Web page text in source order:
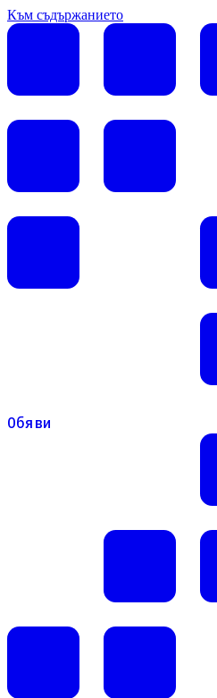
Към съдържанието
Обяви